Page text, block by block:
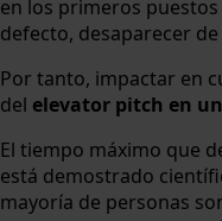
en los primeros
defecto, desaparecer de
Por tanto, impactar en
del elevator pitch en
El tiempo máximo que
está demostrado
mayoría de personas